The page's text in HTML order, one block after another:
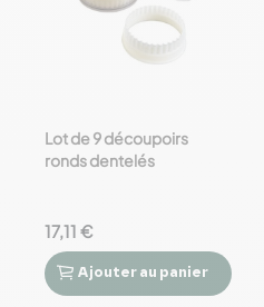
Lot de 9 découpoirs
ronds dentelés
17,11 €
 
Ajouter au panier